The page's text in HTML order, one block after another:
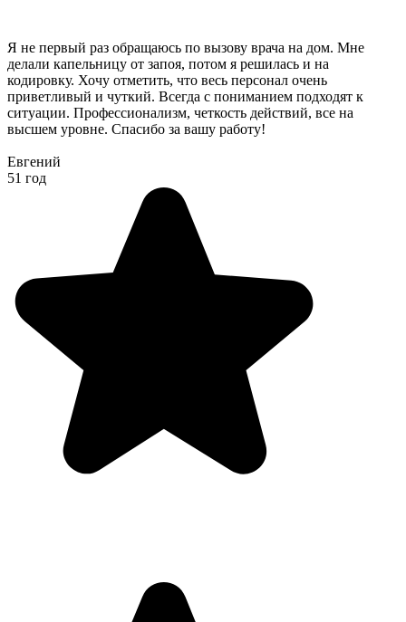
Я не первый раз обращаюсь по вызову врача на дом. Мне
делали капельницу от запоя, потом я решилась и на
кодировку. Хочу отметить, что весь персонал очень
приветливый и чуткий. Всегда с пониманием подходят к
ситуации. Профессионализм, четкость действий, все на
высшем уровне. Спасибо за вашу работу!
Евгений
51 год